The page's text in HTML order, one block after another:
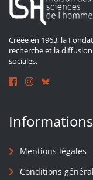
Créée en 1963, la
recherche et la
sociales.
Informations
Mentions légales
Conditions